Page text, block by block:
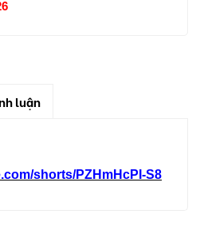
luận
shorts/PZHmHcPI-S8